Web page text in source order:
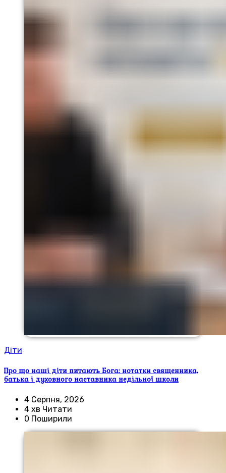
Діти
Про що наші діти питають Бога: нотатки священника,
батька і духовного наставника недільної школи
4 Серпня, 2026
4 хв Читати
0 Поширили